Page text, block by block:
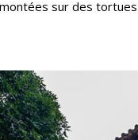
sur des